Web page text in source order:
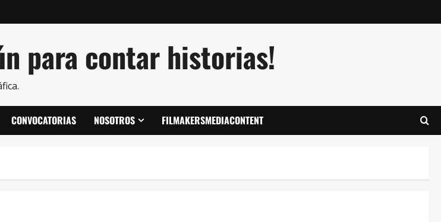
para contar historias!
CONVOCATORIAS NOSOTROS FILMAKERSMEDIACONTENT